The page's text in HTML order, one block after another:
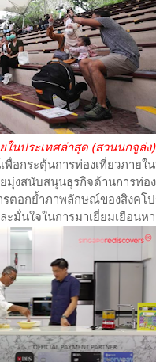
นประเทศล่าสุด (สวนนกจูล่ง)
อกระตุ้นการท่องเที่ยวภายใ
มุ่งสนับสนุนธุรกิจด้านการท่อ
รตอกย้ำภาพลักษณ์ของสิงคโ
มั่นใจในการมาเยี่ยมเยือนห